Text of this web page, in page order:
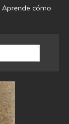
Aprende cómo